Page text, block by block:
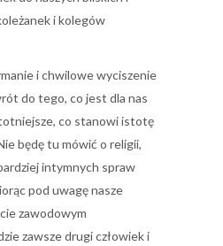
i kolegów
i chwilowe wyciszenie
do tego, co jest dla nas
co stanowi istotę
będę tu mówić o religii,
intymnych spraw
pod uwagę nasze
zawodowym
zawsze drugi człowiek i